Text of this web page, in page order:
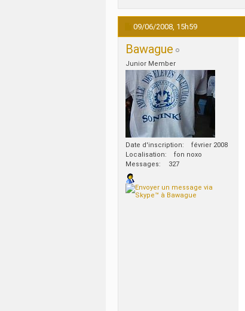
09/06/2008, 15h59
Bawague
Junior Member
Date d'inscription
février 2008
Localisation
fon noxo
Messages
327